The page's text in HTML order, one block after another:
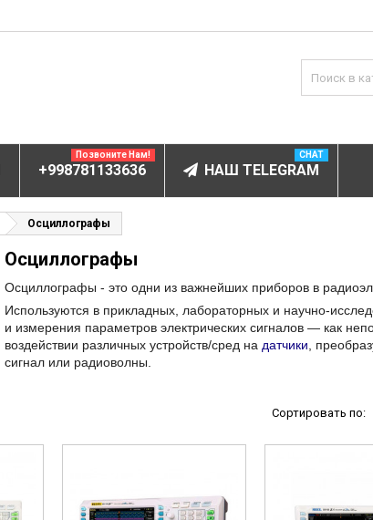
(ИХЛА)
+998781133636
Позвоните Нам!
НАШ TELEGRAM
CHAT
Осциллографы
Осциллографы
Осциллографы - это одни из важнейших приборов в
Используются в прикладных, лабораторных и научно-
и измерения параметров электрических сигналов — как
воздействии различных устройств/сред на датчики ,
сигнал или радиоволны.
Сортировать по: